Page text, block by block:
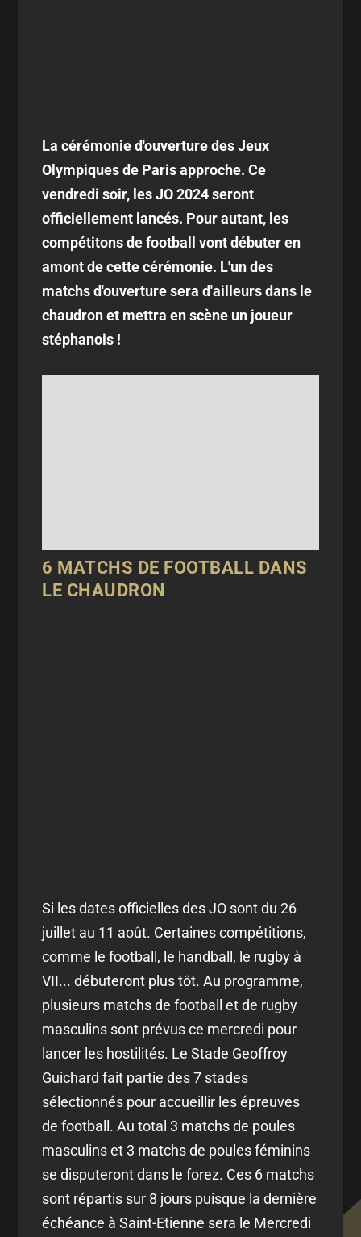
La cérémonie d'ouverture des Jeux
Olympiques de Paris approche. Ce
vendredi soir, les JO 2024 seront
officiellement lancés. Pour autant, les
compétitons de football vont débuter en
amont de cette cérémonie. L'un des
matchs d'ouverture sera d'ailleurs dans le
chaudron et mettra en scène un joueur
stéphanois !
6 MATCHS DE FOOTBALL DANS
LE CHAUDRON
Si les dates officielles des JO sont du 26
juillet au 11 août. Certaines compétitions,
comme le football, le handball, le rugby à
VII... débuteront plus tôt. Au programme,
plusieurs matchs de football et de rugby
masculins sont prévus ce mercredi pour
lancer les hostilités. Le Stade Geoffroy
Guichard fait partie des 7 stades
sélectionnés pour accueillir les épreuves
de football. Au total 3 matchs de poules
masculins et 3 matchs de poules féminins
se disputeront dans le forez. Ces 6 matchs
sont répartis sur 8 jours puisque la dernière
échéance à Saint-Etienne sera le Mercredi